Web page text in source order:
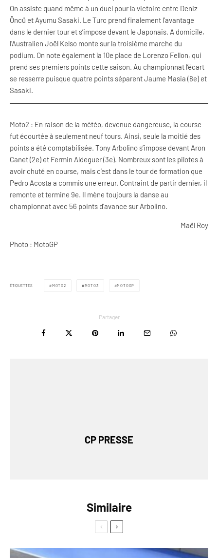
On assiste quand même à un duel pour la victoire entre Deniz
Öncü et Ayumu Sasaki. Le Turc prend finalement l’avantage
dans le dernier tour et s’impose devant le Japonais. A domicile,
l’Australien Joël Kelso monte sur la troisième marche du
podium. On note également la 10e place de Lorenzo Fellon, qui
prend ses premiers points cette saison. Au championnat l’écart
se resserre puisque quatre points séparent Jaume Masia (8e) et
Sasaki.
Moto2 : En raison de la météo, devenue dangereuse, la course
fut écourtée à seulement neuf tours. Ainsi, seule la moitié des
points a été comptabilisée. Tony Arbolino s’impose devant Aron
Canet (2e) et Fermin Aldeguer (3e). Nombreux sont les pilotes à
avoir chuté en course, mais c’est dans le tour de formation que
Pedro Acosta a commis une erreur. Contraint de partir dernier, il
remonte et termine 9e. Il mène toujours la danse au
championnat avec 56 points d’avance sur Arbolino.
Maël Roy
Photo : MotoGP
ÉTIQUETTES MOTO2 MOTO3 MOTOGP
Partager
CP PRESSE
Similaire